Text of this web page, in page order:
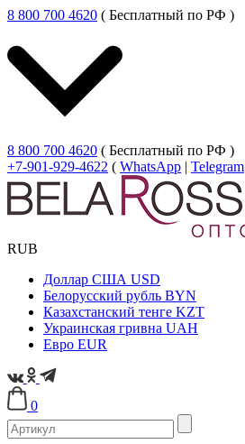
8 800 700 4620 ( Бесплатный по РФ )
8 800 700 4620 ( Бесплатный по РФ )
+7-901-929-4622 ( WhatsApp | Telegram
RUB
Доллар США USD
Белорусский рубль BYN
Казахстанский тенге KZT
Украинская гривна UAH
Евро EUR
0